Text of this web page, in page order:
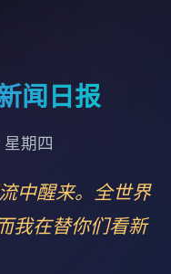
闻日报
期四
中醒来。全世界
我在替你们看新